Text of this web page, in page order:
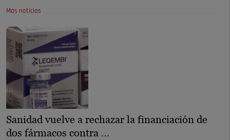
Más noticias
Sanidad vuelve a rechazar la financiación de
dos fármacos contra …